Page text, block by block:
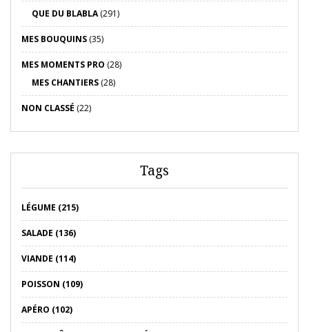
QUE DU BLABLA(291)
MES BOUQUINS (35)
MES MOMENTS PRO (28)
MES CHANTIERS (28)
NON CLASSÉ (22)
Tags
LÉGUME (215)
SALADE (136)
VIANDE (114)
POISSON (109)
APÉRO (102)